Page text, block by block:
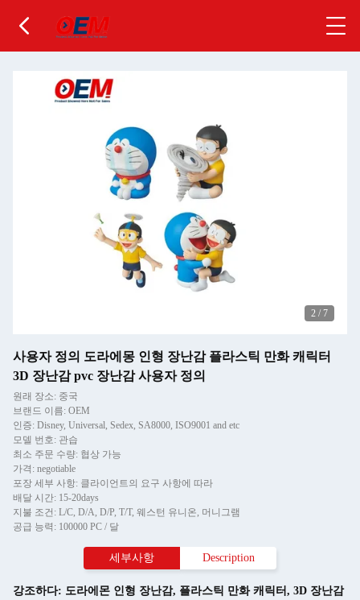
2 / 7
사용자 정의 도라에몽 인형 장난감 플라스틱 만화 캐릭터
3D 장난감 pvc 장난감 사용자 정의
원래 장소: 중국
브랜드 이름: OEM
인증: Disney, Universal, Sedex, SA8000, ISO9001 and etc
모델 번호: 관습
최소 주문 수량: 협상 가능
가격: negotiable
포장 세부 사항: 클라이언트의 요구 사항에 따라
배달 시간: 15-20days
지불 조건: L/C, D/A, D/P, T/T, 웨스턴 유니온, 머니그램
공급 능력: 100000 PC / 달
세부사항 Description
강조하다: 도라에몬 인형 장난감, 플라스틱 만화 캐릭터 , 3D 장난감